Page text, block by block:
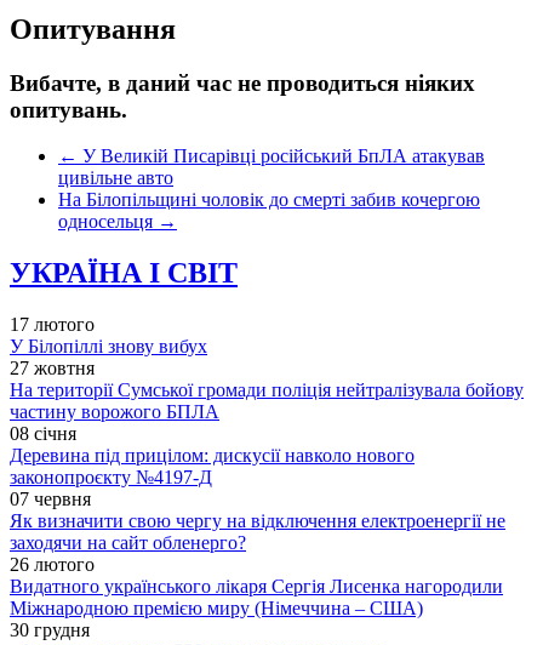
Опитування
Вибачте, в даний час не проводиться ніяких
опитувань.
← У Великій Писарівці російський БпЛА атакував
цивільне авто
На Білопільщині чоловік до смерті забив кочергою
односельця →
УКРАЇНА І СВІТ
17 лютого
У Білопіллі знову вибух
27 жовтня
На території Сумської громади поліція нейтралізувала бойову
частину ворожого БПЛА
08 січня
Деревина під прицілом: дискусії навколо нового
законопроєкту №4197-Д
07 червня
Як визначити свою чергу на відключення електроенергії не
заходячи на сайт обленерго?
26 лютого
Видатного українського лікаря Сергія Лисенка нагородили
Міжнародною премією миру (Німеччина – США)
30 грудня